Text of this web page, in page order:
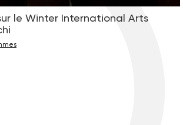
le Winter International Arts